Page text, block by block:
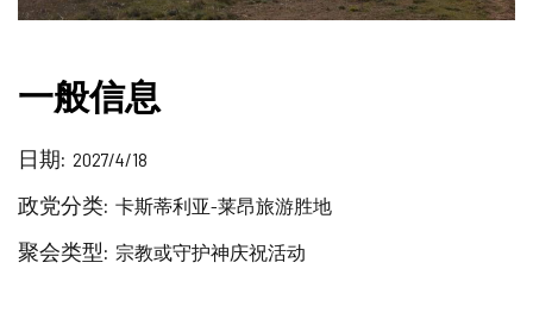
一般信息
日期 2027/4/18
政党分类 卡斯蒂利亚-莱昂旅游胜地
聚会类型 宗教或守护神庆祝活动